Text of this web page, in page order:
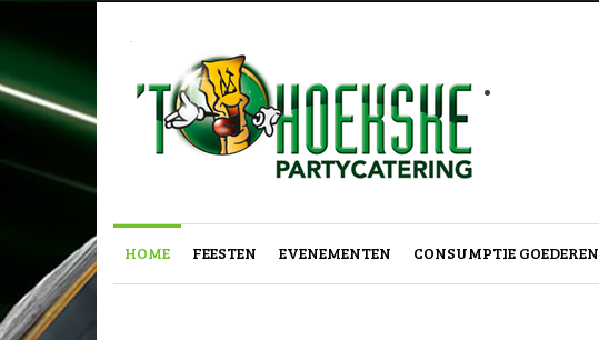
.
HOME FEESTEN EVENEMENTEN CONSUMPTIE GOEDEREN